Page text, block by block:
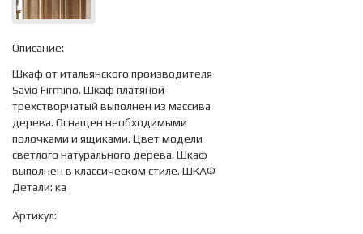
Описание:
Шкаф от итальянского производителя
Savio Firmino. Шкаф платяной
трехстворчатый выполнен из массива
дерева. Оснащен необходимыми
полочками и ящиками. Цвет модели
светлого натурального дерева. Шкаф
выполнен в классическом стиле. ШКАФ
Детали: ка
Артикул: